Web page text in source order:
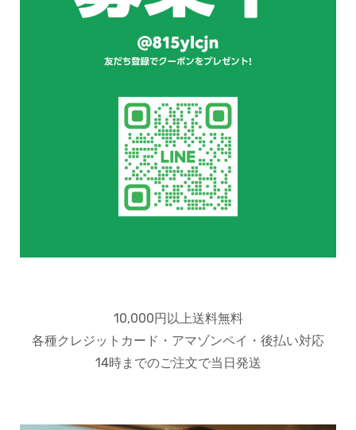
10,000円以上送料無料
各種クレジットカード・アマゾンペイ・後払い対応
14時までのご注文で当日発送